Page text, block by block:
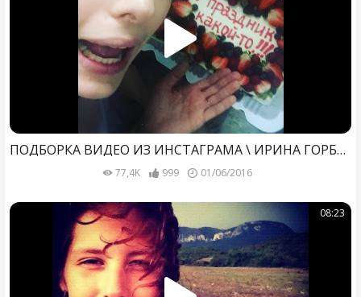
ПОДБОРКА ВИДЕО ИЗ ИНСТАГРАМА \ ИРИНА ГОРБАЧЕВА ВИДЕО\ МАЙ 2016
77,4K 999 01/06/2016
08:23